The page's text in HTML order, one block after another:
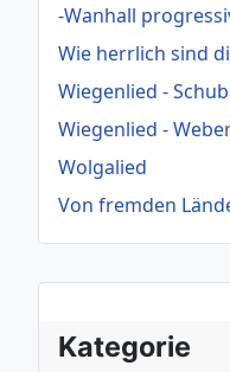
Kategorie
-Wanhall
Wie herrlich sind
Wiegenlied -
Wiegenlied -
Wolgalied
Von fremden